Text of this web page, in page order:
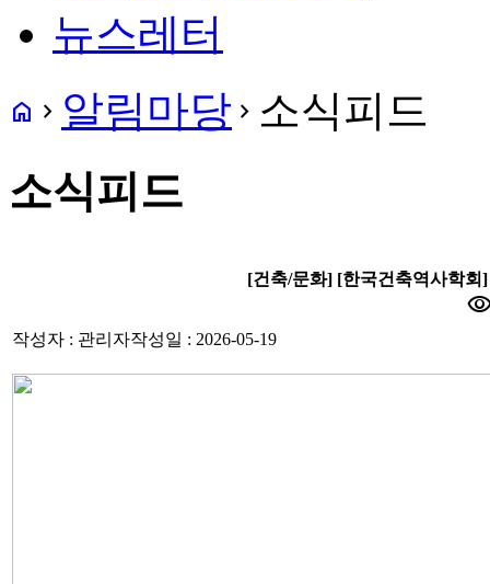
뉴스레터
home navigate_next 알림마당 navigate_next 소식피드
소식피드
[건축/문화] [한국건축역사학
작성자 : 관리자작성일 : 2026-05-19